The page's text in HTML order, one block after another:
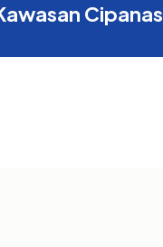
Cipanas